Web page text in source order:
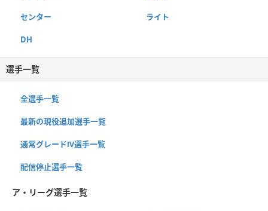
センター ライト
DH
選手一覧
全選手一覧
最新の現役追加選手一覧
通常グレードⅣ選手一覧
配信停止選手一覧
ア・リーグ選手一覧